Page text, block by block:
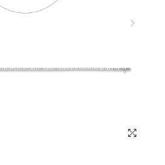
COLLECTION